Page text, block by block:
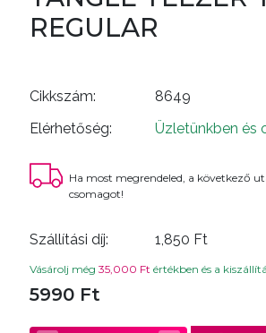
REGULAR
Cikkszám:
8649
Elérhetőség:
Üzletünkben és
Ha most megrendeled, a következő
csomagot!
Szállítási díj: 1,850 Ft
Vásárolj még 35,000 Ft értékben és a
5990 Ft